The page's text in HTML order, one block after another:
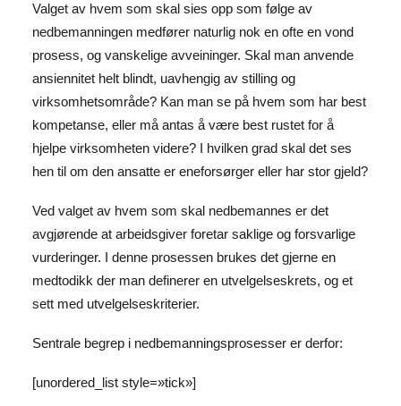
Valget av hvem som skal sies opp som følge av
nedbemanningen medfører naturlig nok en ofte en vond
prosess, og vanskelige avveininger. Skal man anvende
ansiennitet helt blindt, uavhengig av stilling og
virksomhetsområde? Kan man se på hvem som har best
kompetanse, eller må antas å være best rustet for å
hjelpe virksomheten videre? I hvilken grad skal det ses
hen til om den ansatte er eneforsørger eller har stor gjeld?
Ved valget av hvem som skal nedbemannes er det
avgjørende at arbeidsgiver foretar saklige og forsvarlige
vurderinger. I denne prosessen brukes det gjerne en
medtodikk der man definerer en utvelgelseskrets, og et
sett med utvelgelseskriterier.
Sentrale begrep i nedbemanningsprosesser er derfor:
[unordered_list style=»tick»]